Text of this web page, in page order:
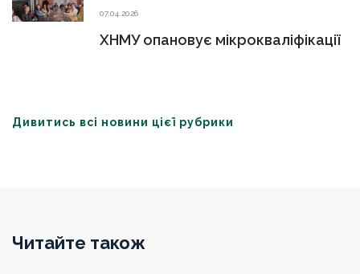
07.04.2026
ХНМУ опановує мікрокваліфікації
Дивитись всі новини цієї рубрики
Читайте також